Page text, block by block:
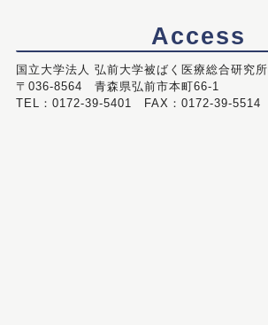
Access
国立大学法人 弘前大学被ばく医療総合研究所
〒036-8564 青森県弘前市本町66-1
TEL：0172-39-5401 FAX：0172-39-5514